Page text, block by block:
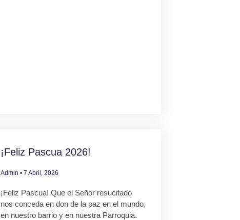
¡Feliz Pascua 2026!
Admin 7 Abril, 2026
¡Feliz Pascua! Que el Señor resucitado
nos conceda en don de la paz en el mundo,
en nuestro barrio y en nuestra Parroquia.